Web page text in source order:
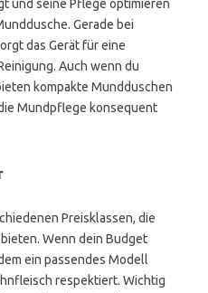
und seine Pflege optimieren
Gerade bei
das Gerät für eine
Auch wenn du
kompakte Mundduschen
Mundpflege konsequent
Preisklassen, die
Wenn dein Budget
ein passendes Modell
respektiert. Wichtig